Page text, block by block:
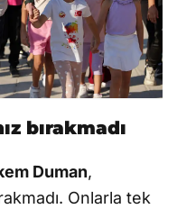
bırakmadı
Duman,
Onlarla tek